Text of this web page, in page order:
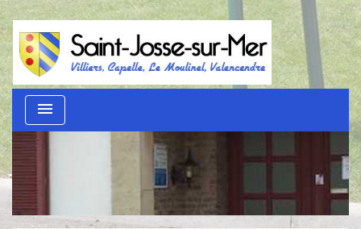
menu
Urbanisme
AU QUOTIDIEN